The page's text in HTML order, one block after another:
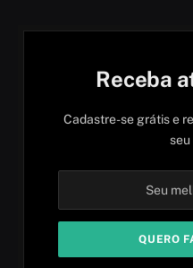
Receba
Cadastre-se grátis e
seu